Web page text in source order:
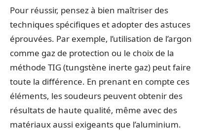
Pour réussir, pensez à bien maîtriser des
techniques spécifiques et adopter des astuces
éprouvées. Par exemple, l’utilisation de l’argon
comme gaz de protection ou le choix de la
méthode TIG (tungstène inerte gaz) peut faire
toute la différence. En prenant en compte ces
éléments, les soudeurs peuvent obtenir des
résultats de haute qualité, même avec des
matériaux aussi exigeants que l’aluminium.